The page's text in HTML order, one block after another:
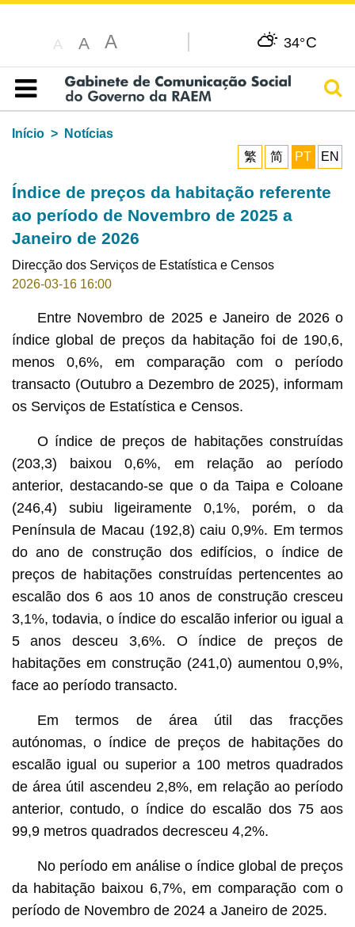
A A A 34°C
Índice
Início
Notícias
繁
简 PT EN
Índice de preços da habitação referente
ao período de Novembro de 2025 a
Janeiro de 2026
Direcção dos Serviços de Estatística e Censos
2026-03-16 16:00
Entre Novembro de 2025 e Janeiro de 2026 o
índice global de preços da habitação foi de 190,6,
menos 0,6%, em comparação com o período
transacto (Outubro a Dezembro de 2025), informam
os Serviços de Estatística e Censos.
O índice de preços de habitações construídas
(203,3) baixou 0,6%, em relação ao período
anterior, destacando-se que o da Taipa e Coloane
(246,4) subiu ligeiramente 0,1%, porém, o da
Península de Macau (192,8) caiu 0,9%. Em termos
do ano de construção dos edifícios, o índice de
preços de habitações construídas pertencentes ao
escalão dos 6 aos 10 anos de construção cresceu
3,1%, todavia, o índice do escalão inferior ou igual a
5 anos desceu 3,6%. O índice de preços de
habitações em construção (241,0) aumentou 0,9%,
face ao período transacto.
Em termos de área útil das fracções
autónomas, o índice de preços de habitações do
escalão igual ou superior a 100 metros quadrados
de área útil ascendeu 2,8%, em relação ao período
anterior, contudo, o índice do escalão dos 75 aos
99,9 metros quadrados decresceu 4,2%.
No período em análise o índice global de preços
da habitação baixou 6,7%, em comparação com o
período de Novembro de 2024 a Janeiro de 2025.